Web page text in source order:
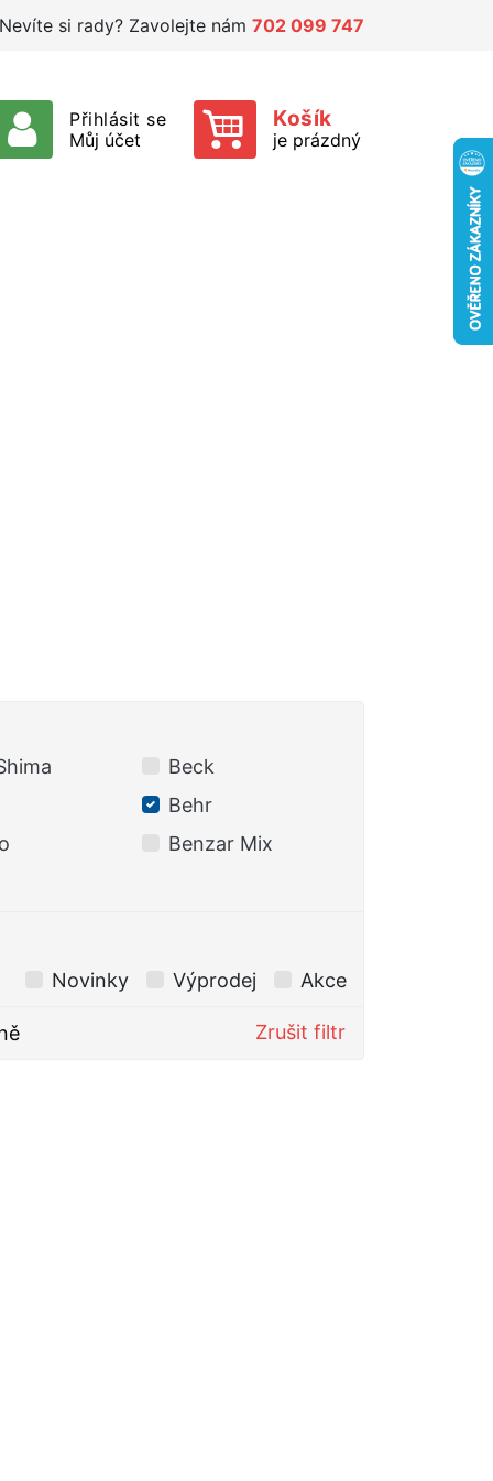
Nevíte si rady? Zavolejte nám 702 099 747
Přihlásit se
Můj účet
Košík
je prázdný
Beck
Behr
Benzar Mix
Novinky Výprodej Akce
Zrušit filtr